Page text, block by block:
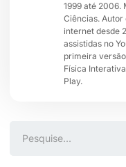
1999 até 2006.
Ciências. Autor
internet desde
assistidas no
primeira
Física
Play.